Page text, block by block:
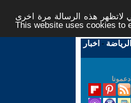
هذه الرسالة مرة اخرى -
This website uses cookies to
- اخبار